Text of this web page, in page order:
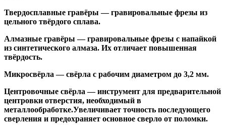
Твердосплавные гравёры — гравировальные фрезы из
цельного твёрдого сплава.
Алмазные гравёры — гравировальные фрезы с напайкой
из синтетического алмаза. Их отличает повышенная
твёрдость.
Микросвёрла — свёрла с рабочим диаметром до 3,2 мм.
Центровочные свёрла — инструмент для предварительной
центровки отверстия, необходимый в
металлообработке.Увеличивает точность последующего
сверления и предохраняет основное сверло от поломки.